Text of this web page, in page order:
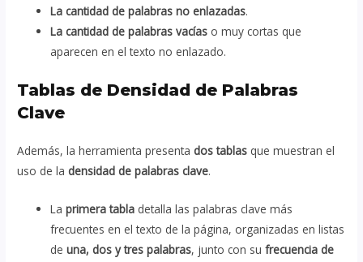
La cantidad de palabras no enlazadas.
La cantidad de palabras vacías o muy cortas que
aparecen en el texto no enlazado.
Tablas de Densidad de Palabras
Clave
Además, la herramienta presenta dos tablas que muestran el
uso de la densidad de palabras clave.
Laprimera tabla detalla las palabras clave más
frecuentes en el texto de la página, organizadas en listas
deuna, dos y tres palabras, junto con sufrecuencia de